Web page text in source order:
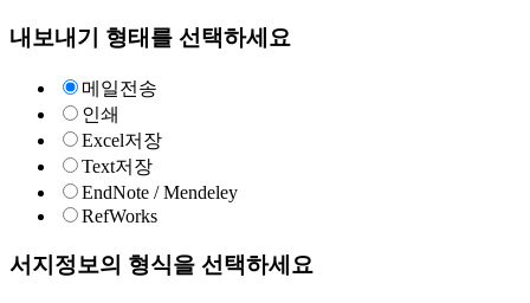
내보내기 형태를 선택하세요
메일전송
인쇄
Excel저장
Text저장
EndNote / Mendeley
RefWorks
서지정보의 형식을 선택하세요